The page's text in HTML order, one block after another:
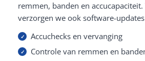
remmen, banden en
verzorgen we ook software-
Accuchecks en vervanging
Controle van remmen en